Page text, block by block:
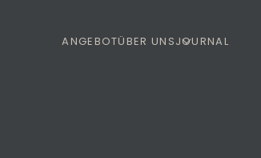
ANGEBOTÜBER UNSJOURNAL